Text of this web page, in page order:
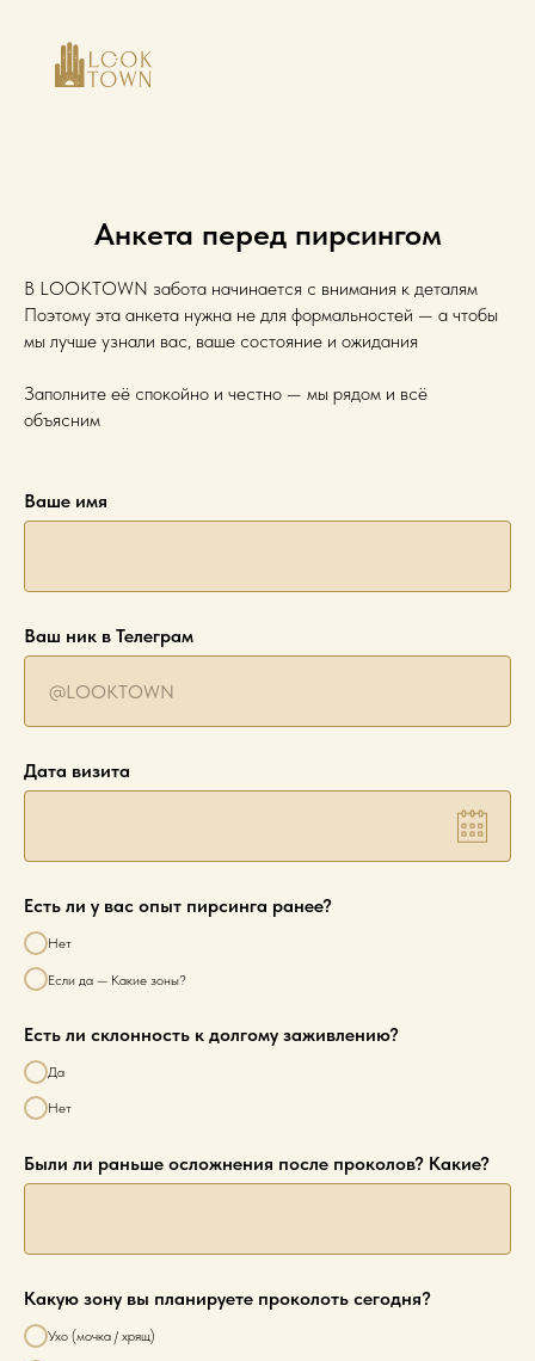
Анкета перед пирсингом
В LOOKTOWN забота начинается с внимания к деталям
Поэтому эта анкета нужна не для формальностей — а чтобы
мы лучше узнали вас, ваше состояние и ожидания
Заполните её спокойно и честно — мы рядом и всё
объясним
Ваше имя
Ваш ник в Телеграм
Дата визита
Есть ли у вас опыт пирсинга ранее?
Нет
Если да — Какие зоны?
Есть ли склонность к долгому заживлению?
Да
Нет
Были ли раньше осложнения после проколов? Какие?
Какую зону вы планируете проколоть сегодня?
Ухо (мочка / хрящ)